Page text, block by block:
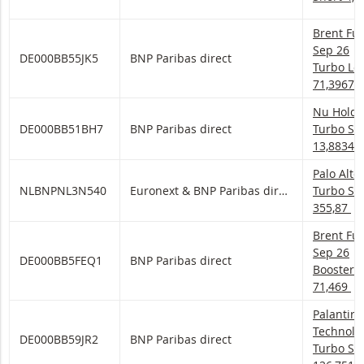
DE000BB55JK5 BNP Paribas direct
Brent
Brent
Sep 26
Turbo
71,3967
DE000BB51BH7 BNP Paribas direct
Nu
Nu
Turbo
13,8834
NLBNPNL3N540 Euronext & BNP Paribas direct
Palo
Palo Alto
Turbo
355,87
DE000BB5FEQ1 BNP Paribas direct
Brent
Brent
Sep 26
Booster
71,469
DE000BB59JR2 BNP Paribas direct
Palantir
Palantir
Turbo